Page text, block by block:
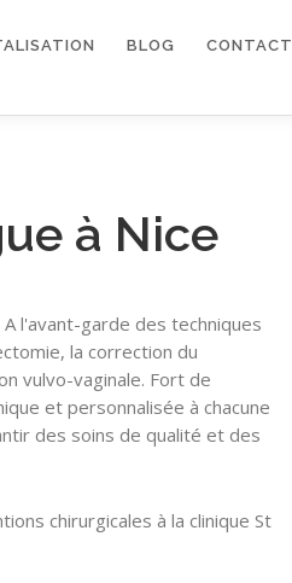
BLOG CONTACT
à Nice
l'avant-garde des techniques
la correction du
vulvo-vaginale. Fort de
et personnalisée à chacune
des soins de qualité et des
chirurgicales à la clinique St